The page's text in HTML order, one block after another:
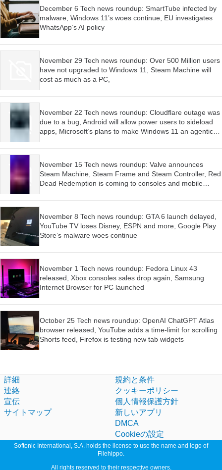
December 6 Tech news roundup: SmartTube infected by
malware, Windows 11’s woes continue, EU investigates
WhatsApp’s AI policy
November 29 Tech news roundup: Over 500 Million users
have not upgraded to Windows 11, Steam Machine will
cost as much as a PC,
November 22 Tech news roundup: Cloudflare outage was
due to a bug, Android will allow power users to sideload
apps, Microsoft’s plans to make Windows 11 an agentic
November 15 Tech news roundup: Valve announces
Steam Machine, Steam Frame and Steam Controller, Red
Dead Redemption is coming to consoles and mobile
November 8 Tech news roundup: GTA 6 launch delayed,
YouTube TV loses Disney, ESPN and more, Google Play
Store’s malware woes continue
November 1 Tech news roundup: Fedora Linux 43
released, Xbox consoles sales drop again, Samsung
Internet Browser for PC launched
October 25 Tech news roundup: OpenAI ChatGPT Atlas
browser released, YouTube adds a time-limit for scrolling
Shorts feed, Firefox is testing new tab widgets
詳細
連絡
宣伝
サイトマップ
規約と条件
クッキーポリシー
個人情報保護方針
新しいアプリ
DMCA
Cookieの設定
Softonic International, S.A. holds the license to use the name and logo of
Filehippo.
All rights reserved to their respective owners.